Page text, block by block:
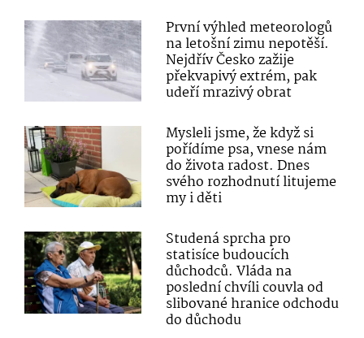
První výhled meteorologů
na letošní zimu nepotěší.
Nejdřív Česko zažije
překvapivý extrém, pak
udeří mrazivý obrat
Mysleli jsme, že když si
pořídíme psa, vnese nám
do života radost. Dnes
svého rozhodnutí litujeme
my i děti
Studená sprcha pro
statisíce budoucích
důchodců. Vláda na
poslední chvíli couvla od
slibované hranice odchodu
do důchodu